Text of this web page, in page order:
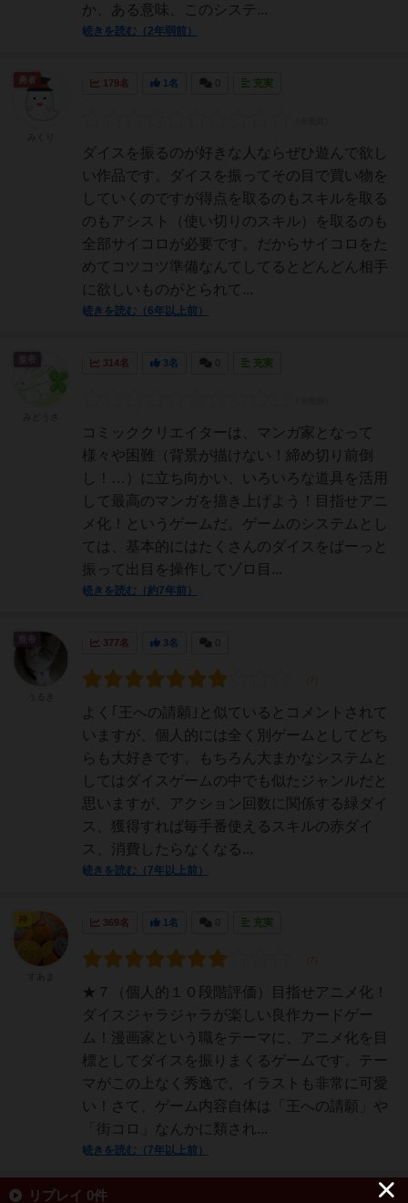
か、ある意味、このシステ...
続きを読む（2年弱前）
179名 1名 充実
ダイスを振るのが好きな人ならぜひ遊んで欲し
い作品です。ダイスを振ってその目で買い物を
していくのですが得点を取るのもスキルを取る
のもアシスト（使い切りのスキル）を取るのも
全部サイコロが必要です。だからサイコロをた
めてコツコツ準備なんてしてるとどんどん相手
に欲しいものがとられて...
続きを読む（6年以上前）
勇者
314名 3名 充実
コミッククリエイターは、マンガ家となって
様々や困難（背景が描けない！締め切り前倒
し！…）に立ち向かい、いろいろな道具を活用
して最高のマンガを描き上げよう！目指せアニ
メ化！というゲームだ。ゲームのシステムとし
ては、基本的にはたくさんのダイスをばーっと
振って出目を操作してゾロ目...
続きを読む（約7年前）
377名 3名
よく｢王への請願｣と似ているとコメントされて
いますが、個人的には全く別ゲームとしてどち
らも大好きです。もちろん大まかなシステムと
してはダイスゲームの中でも似たジャンルだと
思いますが、アクション回数に関係する緑ダイ
ス、獲得すれば毎手番使えるスキルの赤ダイ
ス、消費したらなくなる...
続きを読む（7年以上前）
369名 1名 充実
★７（個人的１０段階評価）目指せアニメ化！
ダイスジャラジャラが楽しい良作カードゲー
ム！漫画家という職をテーマに、アニメ化を目
標としてダイスを振りまくるゲームです。テー
マがこの上なく秀逸で、イラストも非常に可愛
い！さて、ゲーム内容自体は「王への請願」や
「街コロ」なんかに類され...
続きを読む（7年以上前）
神
リプレイ 0件